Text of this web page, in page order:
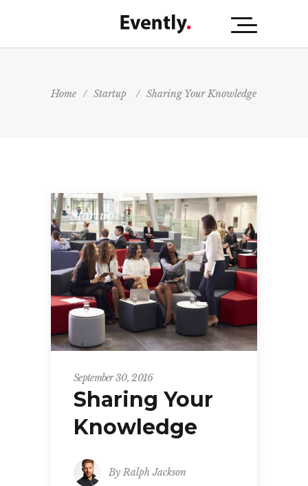
Home / Startup / Sharing Your Knowledge
Startup
September 30, 2016
Sharing Your
Knowledge
By Ralph Jackson